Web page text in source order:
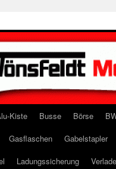
Kiste Busse Börse
Gasflaschen Gabelstapler
Ladungssicherung